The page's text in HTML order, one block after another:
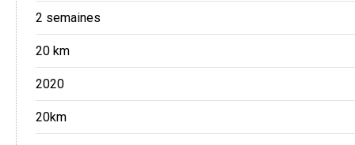
2 semaines
20 km
2020
20km